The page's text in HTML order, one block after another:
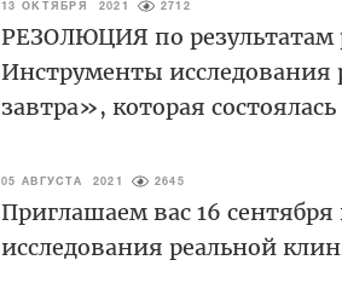
13 ОКТЯБРЯ 2021 2712
РЕЗОЛЮЦИЯ по результатам
Инструменты исследования
завтра», которая
05 АВГУСТА 2021 2645
Приглашаем вас 16
исследования реальной